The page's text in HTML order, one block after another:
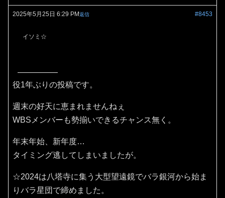
2025年5月25日 6:29 PM #8453
返信
イソミ☆
役1年ぶりの投稿です。
週末の好天に恵まれませんねぇ
WBSメンバーも勢揃いできるチャンス無く。
年末年始、新年度…
タイミング逃してしまいましたが。
☆2024は八塔寺に集う大型望遠鏡でバラ銀河から始ま
りバラ星団で締めました。